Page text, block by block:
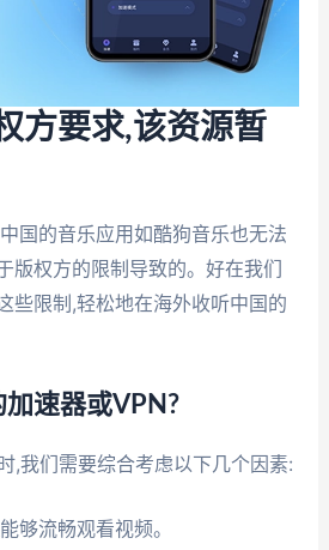
方要求,该资源暂
国的音乐应用如酷狗音乐也无法
版权方的限制导致的。好在我们
些限制,轻松地在海外收听中国的
速器或VPN?
,我们需要综合考虑以下几个因素:
够流畅观看视频。